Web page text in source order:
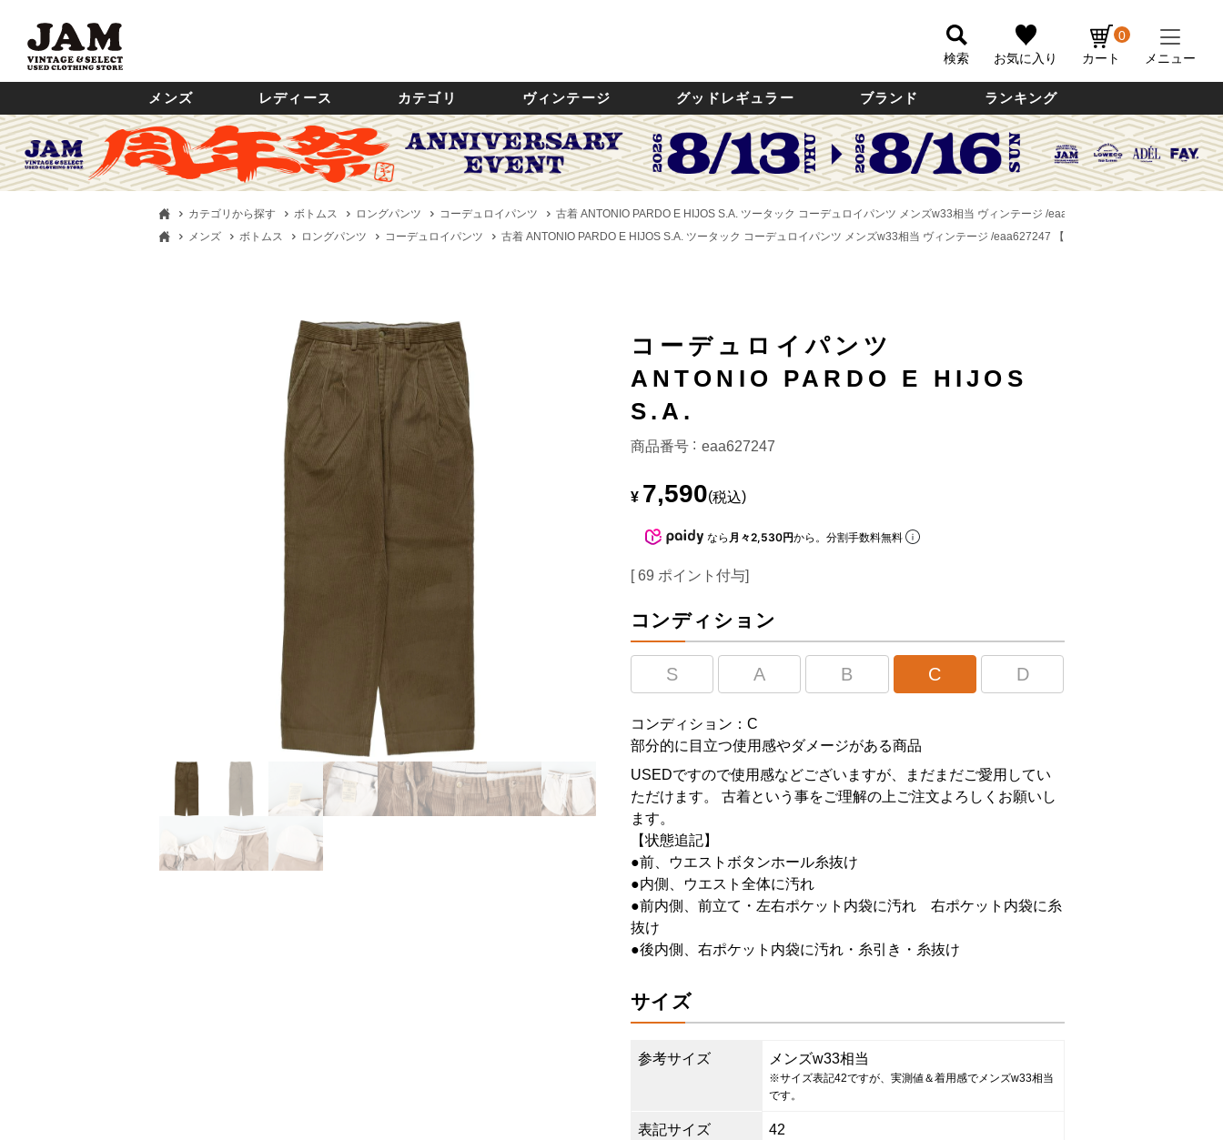
検索 お気に入り カート
0
メニュー
メンズ レディース カテゴリ ヴィンテージ グッドレギュラー ブランド ランキング
カテゴリから探す ボトムス ロングパンツ コーデュロイパンツ
古着 ANTONIO PARDO E HIJOS S.A. ツータック コーデュロイパンツ メンズw33相当 ヴィンテージ /eaa627247 【中古】
メンズ
ボトムス ロングパンツ コーデュロイパンツ 古着 ANTONIO PARDO E HIJOS S.A. ツータック コーデュロイパンツ メンズw33相当 ヴィンテージ /eaa627247 【中古】
コーデュロイパンツ
ANTONIO PARDO E HIJOS
S.A.
商品番号 eaa627247
¥ 7,590 税込
なら 月々2,530円から。分割手数料無料
[ 69 ポイント付与]
コンディション
S A B C D
コンディション：C
部分的に目立つ使用感やダメージがある商品
USEDですので使用感などございますが、まだまだご愛用してい
ただけます。 古着という事をご理解の上ご注文よろしくお願いし
ます。
【状態追記】
●前、ウエストボタンホール糸抜け
●内側、ウエスト全体に汚れ
●前内側、前立て・左右ポケット内袋に汚れ 右ポケット内袋に糸
抜け
●後内側、右ポケット内袋に汚れ・糸引き・糸抜け
サイズ
参考サイズ メンズw33相当
※サイズ表記42ですが、実測値＆着用感でメンズw33相当
です。
表記サイズ 42